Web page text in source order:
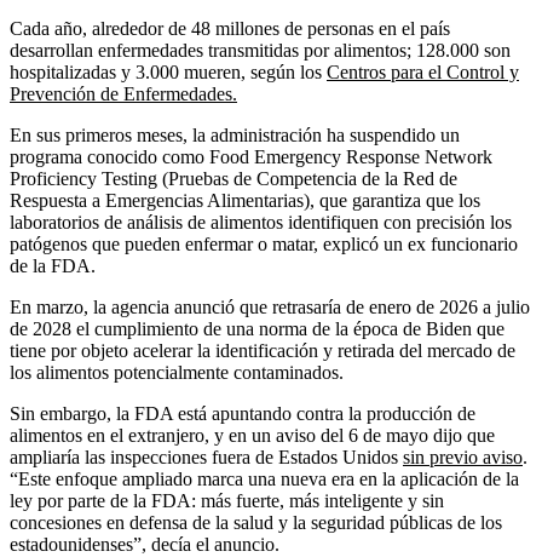
Cada año, alrededor de 48 millones de personas en el país
desarrollan enfermedades transmitidas por alimentos; 128.000 son
hospitalizadas y 3.000 mueren, según los Centros para el Control y
Prevención de Enfermedades.
En sus primeros meses, la administración ha suspendido un
programa conocido como Food Emergency Response Network
Proficiency Testing (Pruebas de Competencia de la Red de
Respuesta a Emergencias Alimentarias), que garantiza que los
laboratorios de análisis de alimentos identifiquen con precisión los
patógenos que pueden enfermar o matar, explicó un ex funcionario
de la FDA.
En marzo, la agencia anunció que retrasaría de enero de 2026 a julio
de 2028 el cumplimiento de una norma de la época de Biden que
tiene por objeto acelerar la identificación y retirada del mercado de
los alimentos potencialmente contaminados.
Sin embargo, la FDA está apuntando contra la producción de
alimentos en el extranjero, y en un aviso del 6 de mayo dijo que
ampliaría las inspecciones fuera de Estados Unidos sin previo aviso.
“Este enfoque ampliado marca una nueva era en la aplicación de la
ley por parte de la FDA: más fuerte, más inteligente y sin
concesiones en defensa de la salud y la seguridad públicas de los
estadounidenses”, decía el anuncio.